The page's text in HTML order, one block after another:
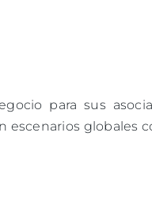
para sus
escenarios globales